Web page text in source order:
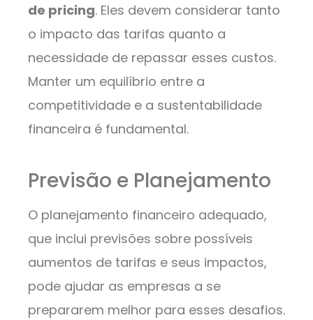
de pricing. Eles devem considerar tanto
o impacto das tarifas quanto a
necessidade de repassar esses custos.
Manter um equilíbrio entre a
competitividade e a sustentabilidade
financeira é fundamental.
Previsão e Planejamento
O planejamento financeiro adequado,
que inclui previsões sobre possíveis
aumentos de tarifas e seus impactos,
pode ajudar as empresas a se
prepararem melhor para esses desafios.